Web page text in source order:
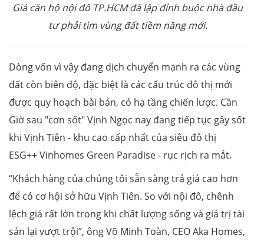
Giá căn hộ nội đô TP.HCM đã lập đỉnh buộcnhà đầu
tưphảitìm vùng đất tiềm năng mới.
Dòng vốn vì vậy đang dịch chuyển mạnh ra các vùng
đất còn biên độ, đặc biệt là các cấu trúc đô thị mới
được quy hoạch bài bản, có hạ tầng chiến lược. Cần
Giờ sau "cơn sốt" Vịnh Ngọc nay đang tiếp tục gây sốt
khi Vịnh Tiên - khu cao cấp nhất của siêu đô thị
ESG++ Vinhomes Green Paradise - rục rịch ra mắt.
“Khách hàng của chúng tôi sẵn sàng trả giá cao hơn
để có cơ hội sở hữu Vịnh Tiên. So với nội đô, chênh
lệch giá rất lớn trong khi chất lượng sống và giá trị tài
sản lại vượt trội”, ông Võ Minh Toàn, CEO Aka Homes,